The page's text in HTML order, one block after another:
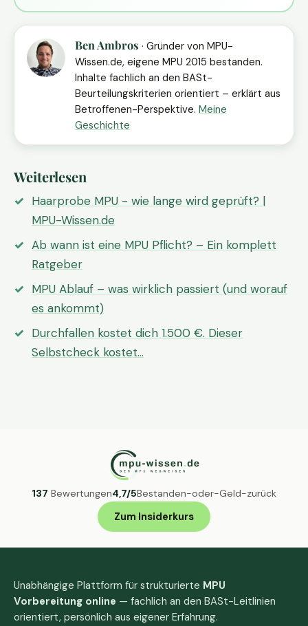
Ben Ambros · Gründer von MPU-
Wissen.de, eigene MPU 2015 bestanden.
Inhalte fachlich an den BASt-
Beurteilungskriterien orientiert – erklärt aus
Betroffenen-Perspektive. Meine
Geschichte
Weiterlesen
Haarprobe MPU - wie lange wird geprüft? |
MPU-Wissen.de
Ab wann ist eine MPU Pflicht? – Ein komplett
Ratgeber
MPU Ablauf – was wirklich passiert (und worauf
es ankommt)
Durchfallen kostet dich 1.500 €. Dieser
Selbstcheck kostet…
137 Bewertungen4,7/5Bestanden-oder-Geld-zurück
Zum Insiderkurs
Unabhängige Plattform für strukturierte MPU
Vorbereitung online — fachlich an den BASt-Leitlinien
orientiert, persönlich aus eigener Erfahrung.